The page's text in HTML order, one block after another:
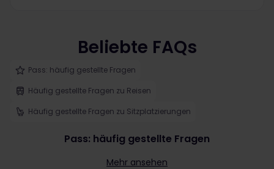
Beliebte FAQs
Pass: häufig gestellte Fragen
Häufig gestellte Fragen zu Reisen
Häufig gestellte Fragen zu Sitzplatzierungen
Pass: häufig gestellte Fragen
Mehr ansehen